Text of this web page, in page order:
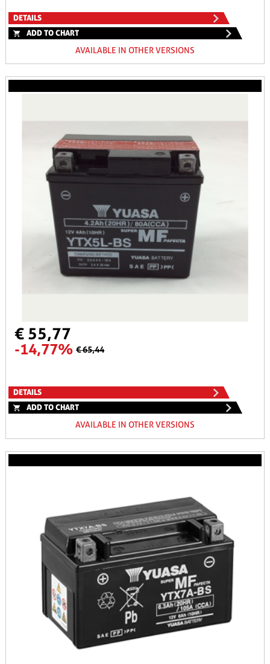
DETAILS
ADD TO CHART
AVAILABLE IN OTHER VERSIONS
€ 55,77
-14,77% € 65,44
DETAILS
ADD TO CHART
AVAILABLE IN OTHER VERSIONS